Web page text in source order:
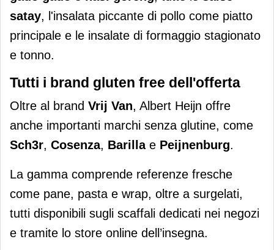
satay, l'insalata piccante di pollo come piatto
principale e le insalate di formaggio stagionato
e tonno.
Tutti i brand gluten free dell'offerta
Oltre al brand Vrij Van, Albert Heijn offre
anche importanti marchi senza glutine, come
Sch3r, Cosenza, Barillae Peijnenburg.
La gamma comprende referenze fresche
come pane, pasta e wrap, oltre a surgelati,
tutti disponibili sugli scaffali dedicati nei negozi
e tramite lo store online dell’insegna.